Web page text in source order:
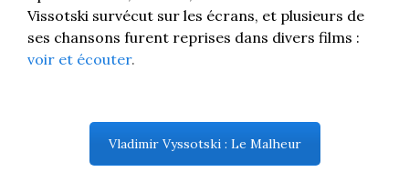
Vissotski survécut sur les écrans, et plusieurs de
ses chansons furent reprises dans divers films :
voir et écouter.
Vladimir Vyssotski : Le Malheur